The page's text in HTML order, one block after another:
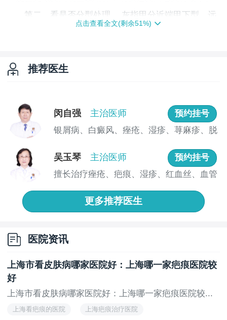
第二，看是否分型处理。 灰指甲分近端甲下型、远
端侧位型、白色浅表型等，每种的处理逻辑不同。
从几百到几千都有。正规机构会在治疗前告知大概费用
和周期。
月，需要定期复查甲板恢复情况。如果治完就不管了，
复发概率会高很多。
上海江城皮肤病医院在这几个环节上做得比较规范-
-接诊时会先安排真菌检测明确类型，再根据感染程度制
定方案，费用也会提前沟通，整个流程比较清晰，不会
让患者稀里糊涂地开始、稀里糊涂地结束。
说到底，选医院的核心就一句话：先检测，再治
疗，有跟进，收费明。 做到这四点的机构，踩坑概率会
上一页
点击查看全文(剩余51%)
推荐医生
闵自强 主治医师
预约挂号
银屑病、白癜风、痤疮、湿疹、荨麻疹、脱
吴玉琴 主治医师
预约挂号
擅长治疗痤疮、疤痕、湿疹、红血丝、血管
更多推荐医生
医院资讯
上海市看皮肤病哪家医院好：上海哪一家疤痕医院较
好
上海市看皮肤病哪家医院好：上海哪一家疤痕医院较...
上海看疤痕的医院 上海疤痕治疗医院